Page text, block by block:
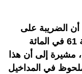
الضريبة على
الشركات سجلت معدل إنجاز بلغ نسبة 61 في المائة
مليون درهم، مشيرة إلى أن هذا
في المداخيل